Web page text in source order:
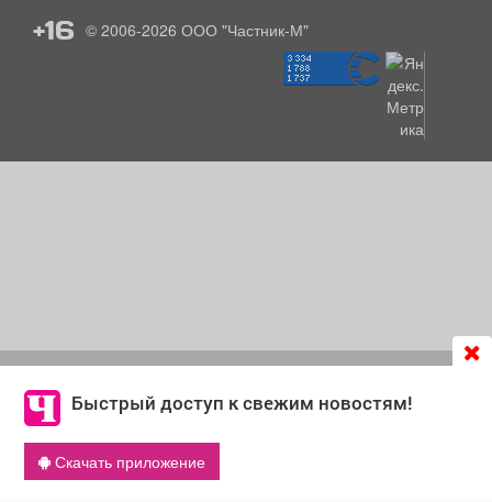
Быстрый доступ к свежим новостям!
Скачать приложение
согласие на обработку файлов cookie, которые
обеспечивают корректную работу сайта и сбора
информации для улучшения качества сервисов.
Что такое cookie
+16 © 2006-2026 ООО "Частник-М"